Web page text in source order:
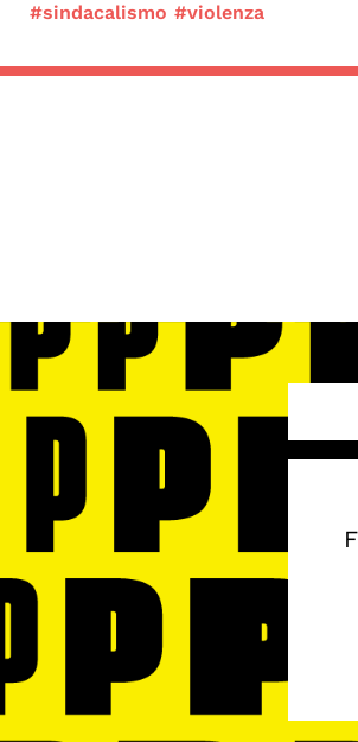
#sindacalismo #violenza